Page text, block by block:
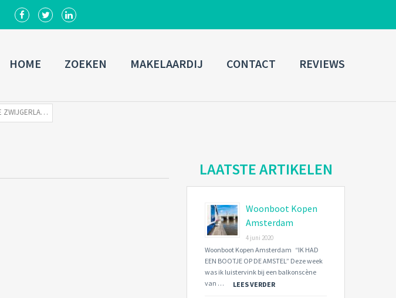
Username
Connect with:
Forgot
password? SIGN IN
Remember me
HOME ZOEKEN MAKELAARDIJ CONTACT REVIEWS
WILLEM DE ZWIJGERLAAN 262-13
LAATSTE ARTIKELEN
Woonboot Kopen
Amsterdam
4 juni 2020
Woonboot Kopen Amsterdam “IK HAD
EEN BOOTJE OP DE AMSTEL” Deze week
was ik luistervink bij een balkonscène
van …
LEES VERDER